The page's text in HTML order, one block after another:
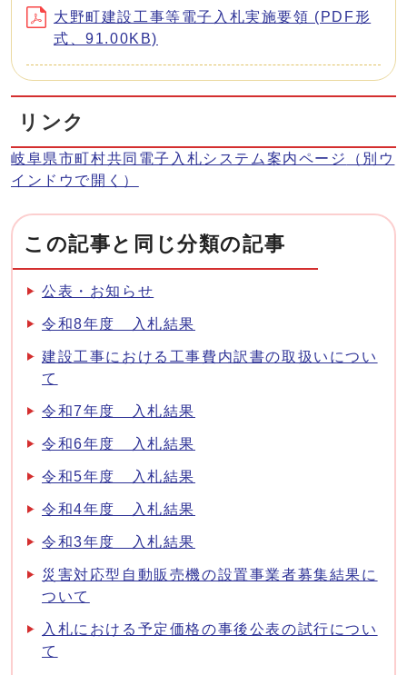
大野町建設工事等電子入札実施要領 (PDF形
式、91.00KB)
リンク
岐阜県市町村共同電子入札システム案内ページ
（別ウ
インドウで開く）
この記事と同じ分類の記事
公表・お知らせ
令和8年度 入札結果
建設工事における工事費内訳書の取扱いについ
て
令和7年度 入札結果
令和6年度 入札結果
令和5年度 入札結果
令和4年度 入札結果
令和3年度 入札結果
災害対応型自動販売機の設置事業者募集結果に
ついて
入札における予定価格の事後公表の試行につい
て